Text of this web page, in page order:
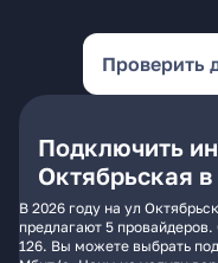
Проверить
Подключить
Октябрьская
В 2026 году на ул
предлагают 5
126. Вы можете выбрать